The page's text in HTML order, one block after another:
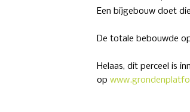
Een bijgebouw doet
De totale bebouwde
Helaas, dit perceel is
op